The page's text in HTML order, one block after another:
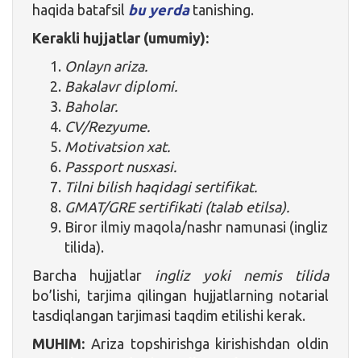
haqida batafsil bu yerda tanishing.
Kerakli hujjatlar (umumiy):
Onlayn ariza.
Bakalavr diplomi.
Baholar.
CV/Rezyume.
Motivatsion xat.
Passport nusxasi.
Tilni bilish haqidagi sertifikat.
GMAT/GRE sertifikati (talab etilsa).
Biror ilmiy maqola/nashr namunasi (ingliz
tilida).
Barcha hujjatlar ingliz yoki nemis tilida
bo’lishi, tarjima qilingan hujjatlarning notarial
tasdiqlangan tarjimasi taqdim etilishi kerak.
MUHIM: Ariza topshirishga kirishishdan oldin